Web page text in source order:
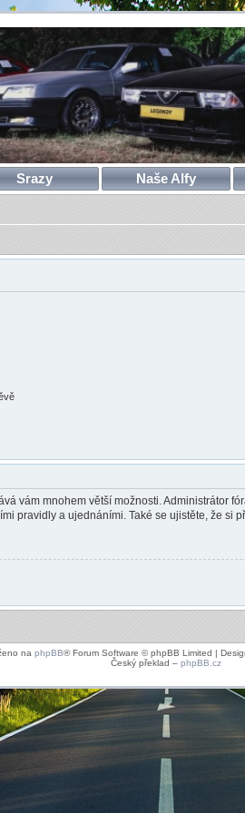
Srazy Naše Alfy
vám mnohem větší možnosti. Administrátor
pravidly a ujednáními. Také se ujistěte, že si
na phpBB® Forum Software © phpBB Limited |
Český překlad – phpBB.cz